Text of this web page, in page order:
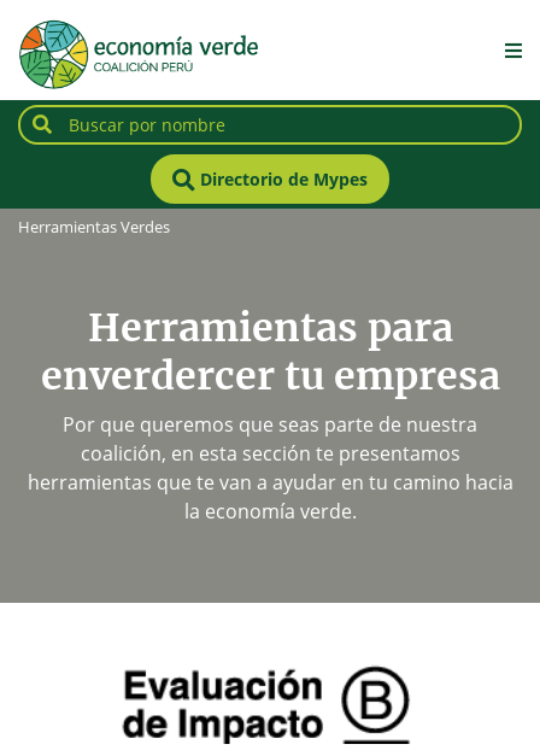
Directorio de Mypes
Herramientas Verdes
Herramientas para
enverdercer tu empresa
Por que queremos que seas parte de nuestra
coalición, en esta sección te presentamos
herramientas que te van a ayudar en tu camino hacia
la economía verde.